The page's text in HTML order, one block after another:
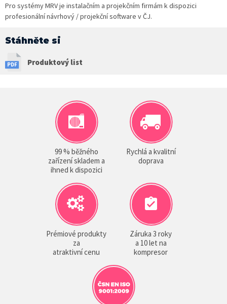
Pro systémy MRV je instalačním a projekčním firmám k dispozici
profesionální návrhový / projekční software v ČJ.
Stáhněte si
Produktový list
99 % běžného
zařízení skladem a
ihned k dispozici
Rychlá a kvalitní
doprava
Prémiové produkty
za
atraktivní cenu
Záruka 3 roky
a 10 let na
kompresor